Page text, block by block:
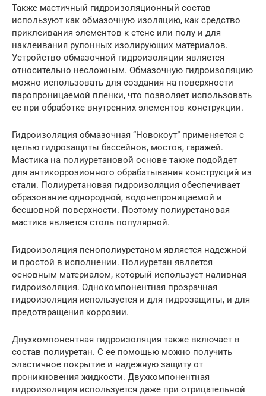
Также мастичный гидроизоляционный состав
используют как обмазочную изоляцию, как средство
приклеивания элементов к стене или полу и для
наклеивания рулонных изолирующих материалов.
Устройство обмазочной гидроизоляции является
относительно несложным. Обмазочную гидроизоляцию
можно использовать для создания на поверхности
паропроницаемой пленки, что позволяет использовать
ее при обработке внутренних элементов конструкции.
Гидроизоляция обмазочная “Новокоут” применяется с
целью гидрозащиты бассейнов, мостов, гаражей.
Мастика на полиуретановой основе также подойдет
для антикоррозионного обрабатывания конструкций из
стали. Полиуретановая гидроизоляция обеспечивает
образование однородной, водонепроницаемой и
бесшовной поверхности. Поэтому полиуретановая
мастика является столь популярной.
Гидроизоляция пенополиуретаном является надежной
и простой в исполнении. Полиуретан является
основным материалом, который использует наливная
гидроизоляция. Однокомпонентная прозрачная
гидроизоляция используется и для гидрозащиты, и для
предотвращения коррозии.
Двухкомпонентная гидроизоляция также включает в
состав полиуретан. С ее помощью можно получить
эластичное покрытие и надежную защиту от
проникновения жидкости. Двухкомпонентная
гидроизоляция используется даже при отрицательной